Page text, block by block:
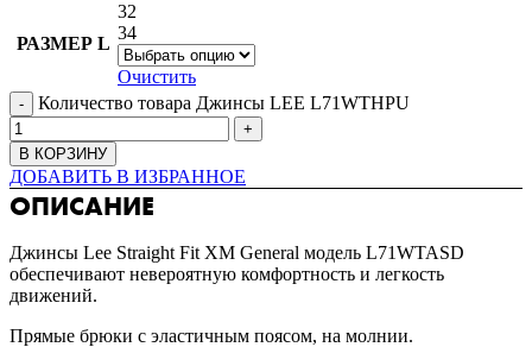
РАЗМЕР L
32
34
Очистить
Количество товара Джинсы LEE L71WTHPU
В КОРЗИНУ
ДОБАВИТЬ В ИЗБРАННОЕ
ОПИСАНИЕ
Джинсы Lee Straight Fit XM General модель L71WTASD
обеспечивают невероятную комфортность и легкость
движений.
Прямые брюки с эластичным поясом, на молнии.